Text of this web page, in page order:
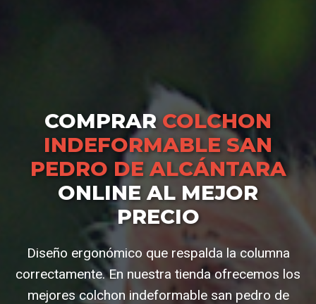
COMPRAR COLCHON
INDEFORMABLE SAN
PEDRO DE ALCÁNTARA
ONLINE AL MEJOR
PRECIO
Diseño ergonómico que respalda la columna
correctamente. En nuestra tienda ofrecemos los
mejores colchon indeformable san pedro de